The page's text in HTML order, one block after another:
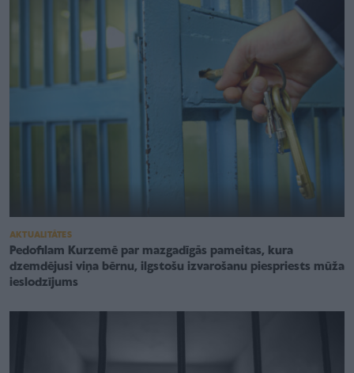
AKTUALITĀTES
Pedofilam Kurzemē par mazgadīgās pameitas, kura
dzemdējusi viņa bērnu, ilgstošu izvarošanu piespriests mūža
ieslodzījums